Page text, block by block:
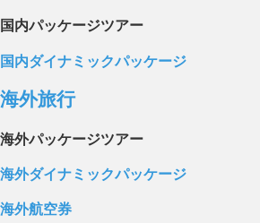
国内パッケージツアー
国内ダイナミックパッケージ
海外旅行
海外パッケージツアー
海外ダイナミックパッケージ
海外航空券